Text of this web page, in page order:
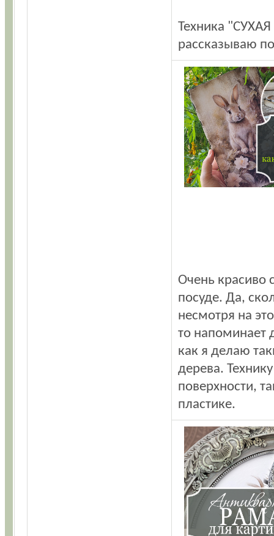
Техника
рассказываю
Очень красиво
посуде. Да,
несмотря на
то напоминает
как я делаю
дерева.
поверхности,
пластике.